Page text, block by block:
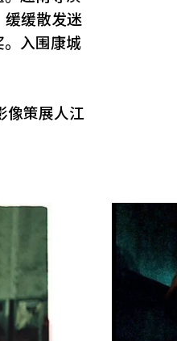
缓缓散发迷
。入围康城
像策展人江